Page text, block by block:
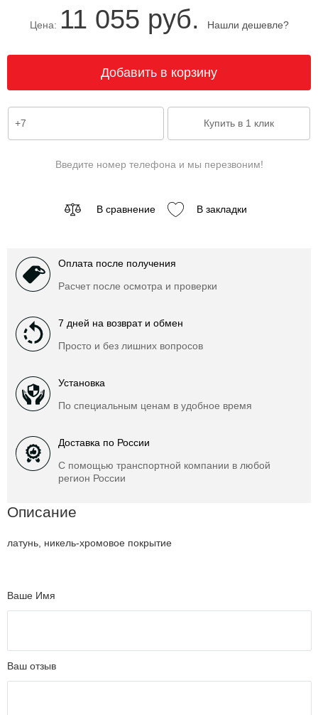
Цена: 11 055 руб. Нашли дешевле?
Введите номер телефона и мы перезвоним!
В сравнение В закладки
Оплата после получения
Расчет после осмотра и проверки
7 дней на возврат и обмен
Просто и без лишних вопросов
Установка
По специальным ценам в удобное время
Доставка по России
С помощью транспортной компании в любой
регион России
Описание
латунь, никель-хромовое покрытие
Ваше Имя
Ваш отзыв